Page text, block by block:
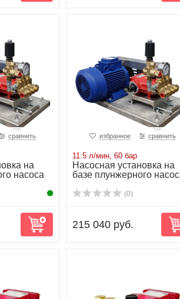
сравнить
на
насоса
избранное сравнить
11.5 л/мин, 60 бар
Насосная установка на
базе плунжерного
(0)
215 040 руб.